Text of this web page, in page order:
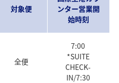
対象便
ンター営業開
始時刻
全便
7:00
*SUITE
CHECK-
IN/7:30